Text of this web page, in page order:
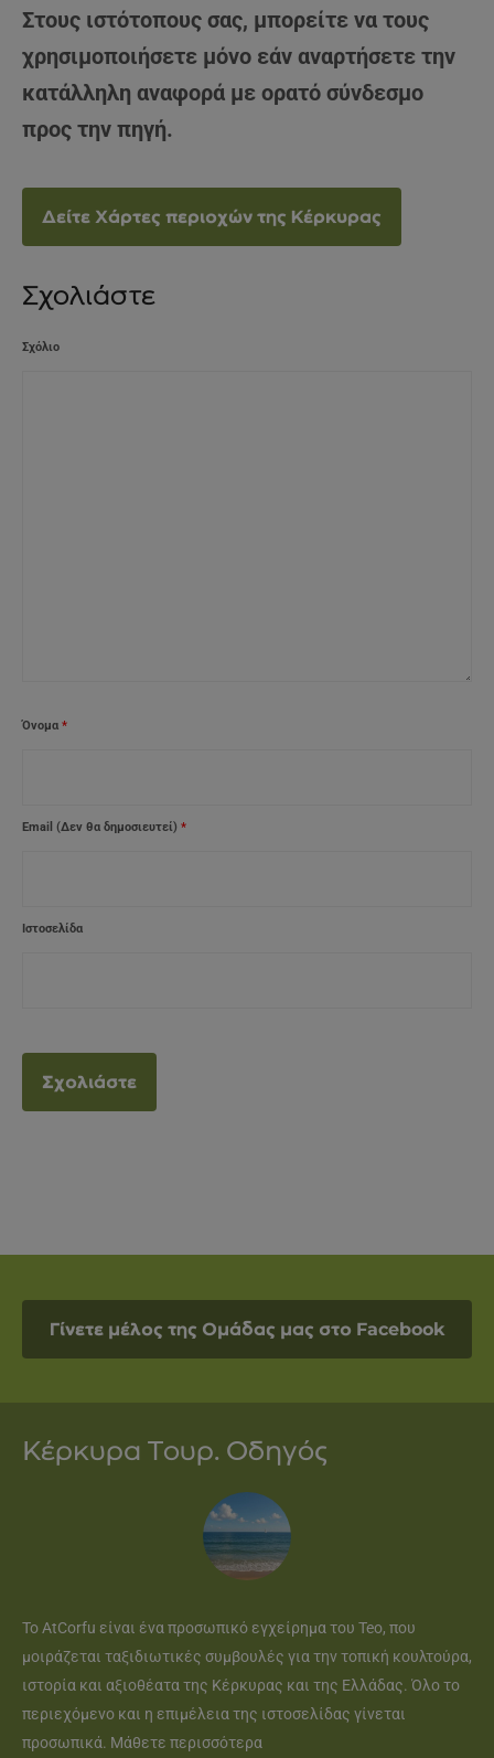
Στους ιστότοπους σας, μπορείτε να τους
χρησιμοποιήσετε μόνο εάν αναρτήσετε την
κατάλληλη αναφορά με ορατό σύνδεσμο
προς την πηγή.
Δείτε Χάρτες περιοχών της Κέρκυρας
Σχολιάστε
Σχόλιο
Όνομα *
Email (Δεν θα δημοσιευτεί) *
Ιστοσελίδα
Γίνετε μέλος της Ομάδας μας στο Facebook
Κέρκυρα Τουρ. Οδηγός
Το AtCorfu είναι ένα προσωπικό εγχείρημα του Teo, που
μοιράζεται ταξιδιωτικές συμβουλές για την τοπική κουλτούρα,
ιστορία και αξιοθέατα της Κέρκυρας και της Ελλάδας. Όλο το
περιεχόμενο και η επιμέλεια της ιστοσελίδας γίνεται
προσωπικά. Μάθετε περισσότερα